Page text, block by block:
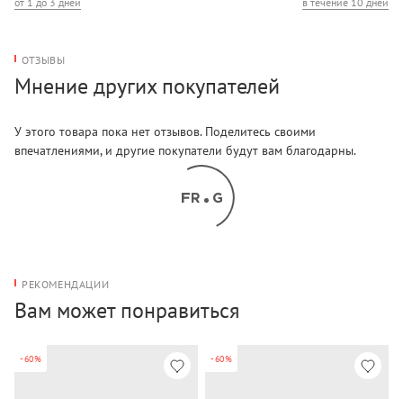
ОТЗЫВЫ
Мнение других покупателей
У этого товара пока нет отзывов. Поделитесь своими
впечатлениями, и другие покупатели будут вам благодарны.
РЕКОМЕНДАЦИИ
Вам может понравиться
-60% -60%